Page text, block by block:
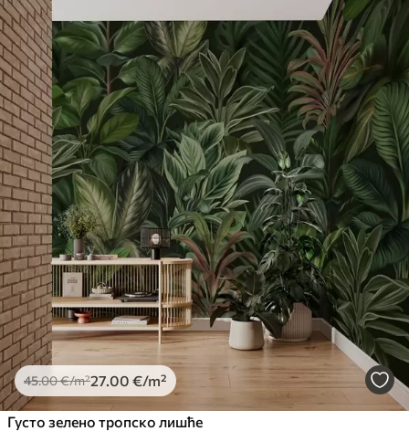
45.00€/m²27 .00 €/m²
Густо зелено тропско лишће